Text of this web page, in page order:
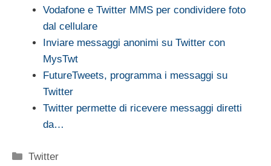
Vodafone e Twitter MMS per condividere foto
dal cellulare
Inviare messaggi anonimi su Twitter con
MysTwt
FutureTweets, programma i messaggi su
Twitter
Twitter permette di ricevere messaggi diretti
da…
Categorie
Twitter